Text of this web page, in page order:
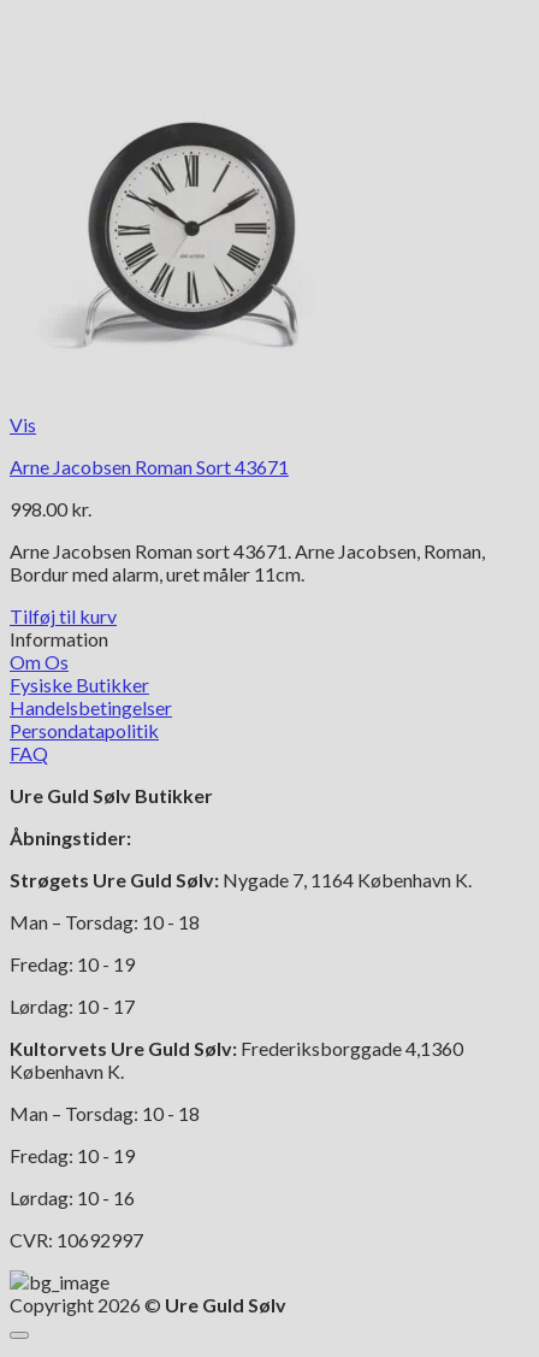
Vis
Arne Jacobsen Roman Sort 43671
998.00 kr.
Arne Jacobsen Roman sort 43671. Arne Jacobsen, Roman,
Bordur med alarm, uret måler 11cm.
Tilføj til kurv
Information
Om Os
Fysiske Butikker
Handelsbetingelser
Persondatapolitik
FAQ
Ure Guld Sølv Butikker
Åbningstider:
Strøgets Ure Guld Sølv: Nygade 7, 1164 København K.
Man – Torsdag: 10 - 18
Fredag: 10 - 19
Lørdag: 10 - 17
Kultorvets Ure Guld Sølv: Frederiksborggade 4,1360
København K.
Man – Torsdag: 10 - 18
Fredag: 10 - 19
Lørdag: 10 - 16
CVR: 10692997
Copyright 2026 © Ure Guld Sølv